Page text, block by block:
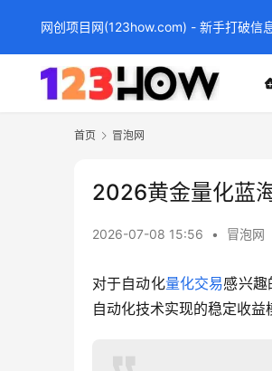
首页 冒泡网
2026黄金量化蓝
2026-07-08 15:56 • 冒泡网
对于自动化量化交易感兴趣
自动化技术实现的稳定收益
网创项目网(123how.com) - 新手打破信